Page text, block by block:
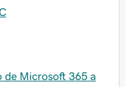
de Microsoft 365 a